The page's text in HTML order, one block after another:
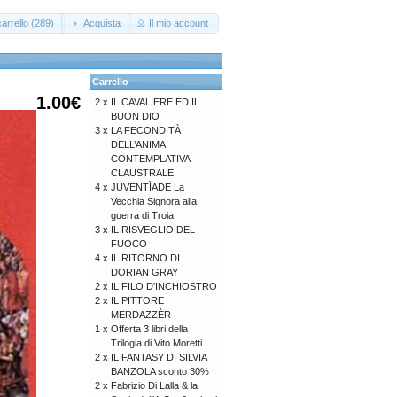
(289) Acquista Il mio account
1.00€
Carrello
2 x IL CAVALIERE ED IL
BUON DIO
3 x LA FECONDITÀ
DELL’ANIMA
CONTEMPLATIVA
CLAUSTRALE
4 x JUVENTÌADE La
Vecchia Signora alla
guerra di Troia
3 x IL RISVEGLIO DEL
FUOCO
4 x IL RITORNO DI
DORIAN GRAY
2 x IL FILO D'INCHIOSTRO
2 x IL PITTORE
MERDAZZÈR
1 x Offerta 3 libri della
Trilogia di Vito Moretti
2 x IL FANTASY DI SILVIA
BANZOLA sconto 30%
2 x Fabrizio Di Lalla & la